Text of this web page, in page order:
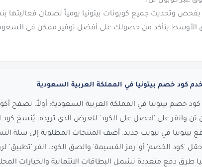
الأوسط يتأكد من حصولك على أفضل توفير ممكن في
كود خصم بيتونيا في المملكة العربية السعودية
خصم بيتونيا في المملكة العربية السعودية: أولاً، تصفح
تن وانقر على 'احصل على الكود' للعرض الذي تريده. يُنسخ كود
بيتونيا في تبويب جديد. أضف المنتجات المطلوبة إلى سلة
'كود الخصم' أو 'رمز القسيمة' والصق الكود. انقر 'تطبيق'
طرق دفع متعددة تشمل البطاقات الائتمانية والخيارات